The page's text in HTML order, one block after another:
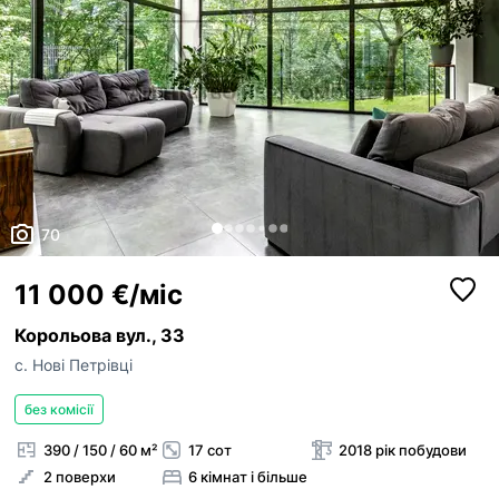
70
11 000 €/міс
Корольова вул., 33
с. Нові Петрівці
без комісії
390 / 150 / 60 м²
2 поверхи
17 сот
6 кімнат і більше
2018 рік побудови